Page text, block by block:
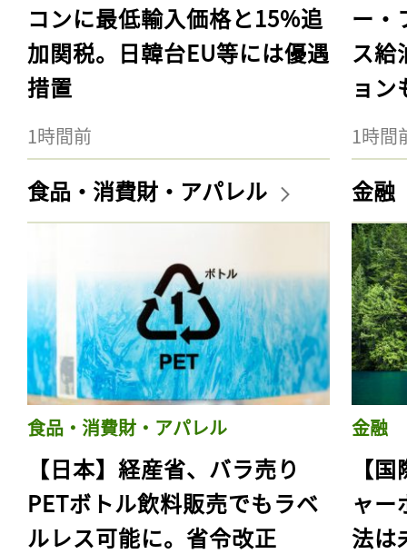
コンに最低輸入価格と15%追
加関税。日韓台EU等には優遇
措置
1時間前
ー・
ス給
ョン
1時間
食品・消費財・アパレル
食品・消費財・アパレル
【日本】経産省、バラ売り
PETボトル飲料販売でもラベ
ルレス可能に。省令改正
金融
金融
【
ャー
法は